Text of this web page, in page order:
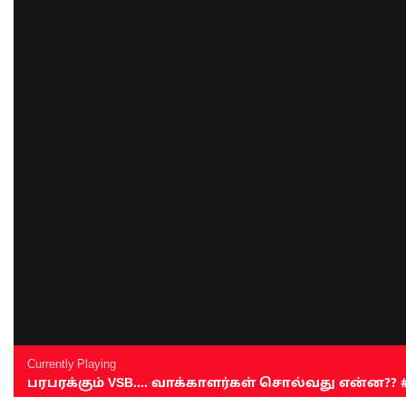
Currently Playing
பரபரக்கும் VSB.... வாக்காளர்கள் சொல்வது என்ன??